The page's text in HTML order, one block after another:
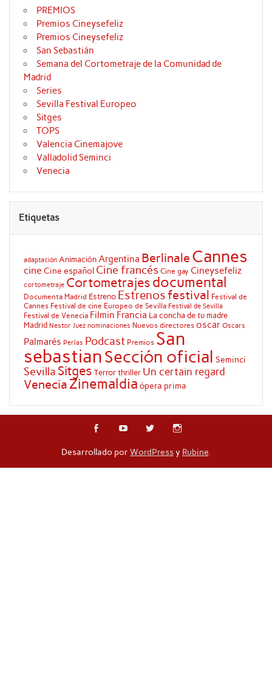
PREMIOS
Premios Cineysefeliz
Premios Cineysefeliz
San Sebastián
Semana del Cortometraje de la Comunidad de
Madrid
Series
Sevilla Festival Europeo
Sitges
TOPS
Valencia Cinemajove
Valladolid Seminci
Venecia
Etiquetas
adaptación AnimaciónArgentina Berlinale Cannes
cine Cine español Cine francés Cine gay Cineysefeliz
cortometraje Cortometrajes documental
Documenta Madrid Estreno Estrenos festival
Festival de
Cannes Festival de cine Europeo de Sevilla Festival de Sevilla
Festival de Venecia Filmin Francia La concha de tu madre
Madrid Nestor Juez nominaciones Nuevos directores oscar Oscars
Palmarés Perlas Podcast Premios San
sebastianSección oficial Seminci
Sevilla Sitges Terrorthriller Un certain regard
Venecia Zinemaldia ópera prima
Desarrollado por WordPressy Rubine.